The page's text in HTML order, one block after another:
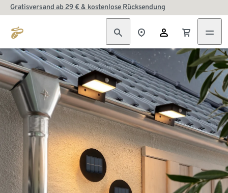
Gratisversand ab 29 € & kostenlose Rücksendung